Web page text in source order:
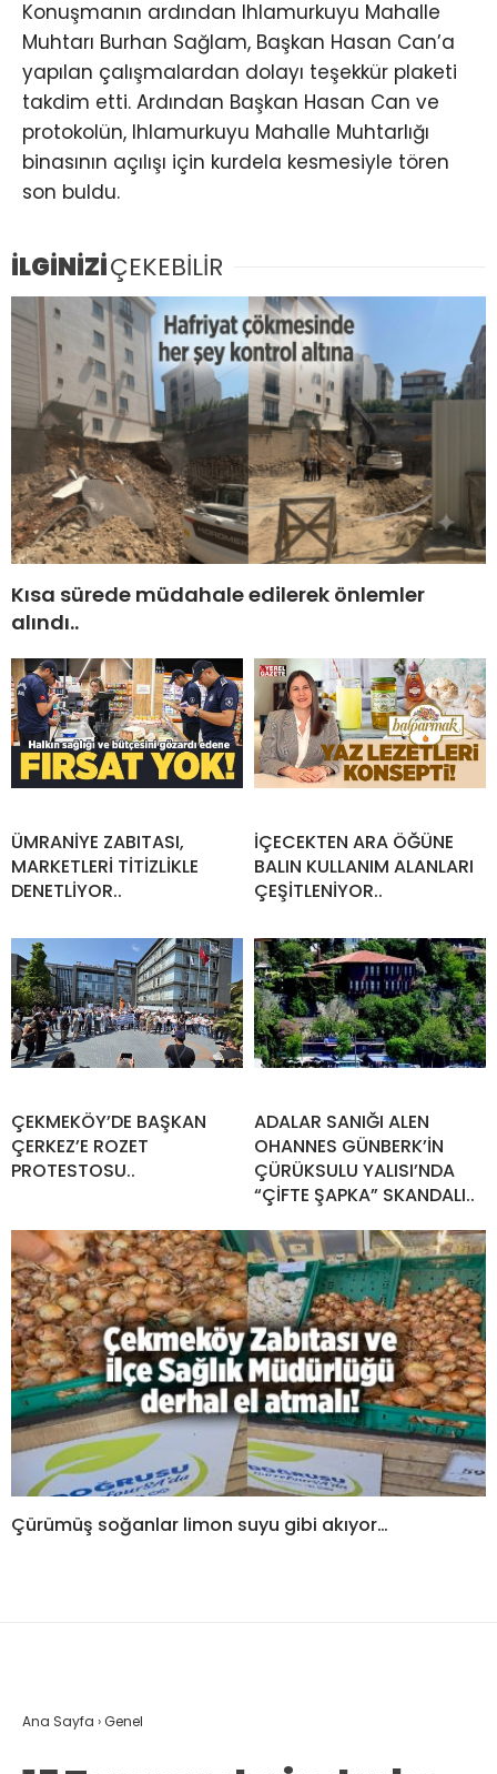
Konuşmanın ardından Ihlamurkuyu Mahalle
Muhtarı Burhan Sağlam, Başkan Hasan Can’a
yapılan çalışmalardan dolayı teşekkür plaketi
takdim etti. Ardından Başkan Hasan Can ve
protokolün, Ihlamurkuyu Mahalle Muhtarlığı
binasının açılışı için kurdela kesmesiyle tören
son buldu.
İLGİNİZİÇEKEBİLİR
Kısa sürede müdahale edilerek önlemler
alındı..
ÜMRANİYE ZABITASI,
MARKETLERİ TİTİZLİKLE
DENETLİYOR..
İÇECEKTEN ARA ÖĞÜNE
BALIN KULLANIM ALANLARI
ÇEŞİTLENİYOR..
ÇEKMEKÖY’DE BAŞKAN
ÇERKEZ’E ROZET
PROTESTOSU..
ADALAR SANIĞI ALEN
OHANNES GÜNBERK’İN
ÇÜRÜKSULU YALISI’NDA
“ÇİFTE ŞAPKA” SKANDALI..
Çürümüş soğanlar limon suyu gibi akıyor…
Ana Sayfa ›Genel